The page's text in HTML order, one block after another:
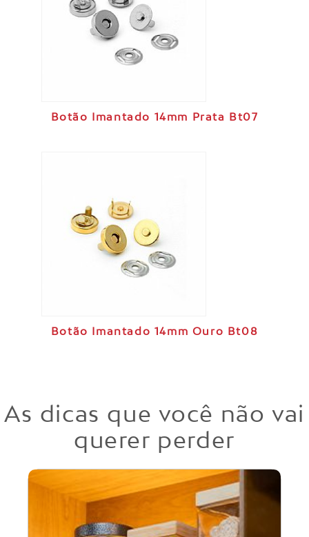
Botão Imantado 14mm Prata Bt07
Botão Imantado 14mm Ouro Bt08
As dicas que você não vai
querer perder